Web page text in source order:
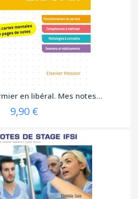
en libéral. Mes notes...
9,90 €